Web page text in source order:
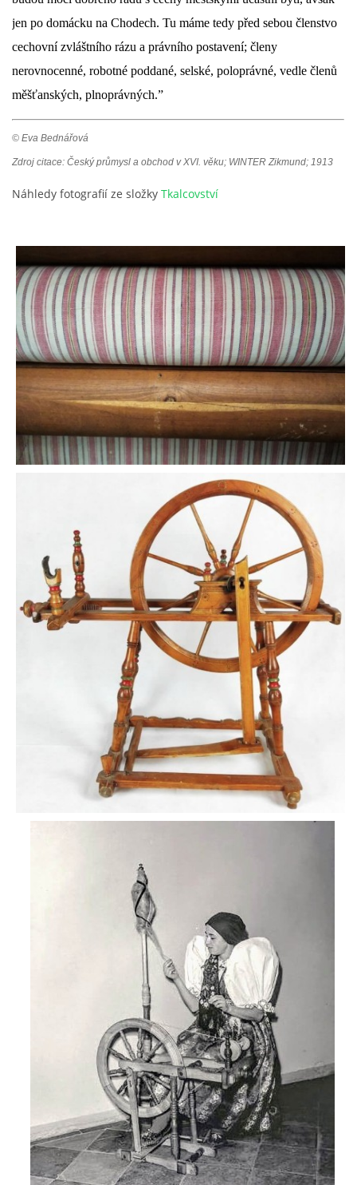
jen po domácku na Chodech. Tu máme tedy před sebou členstvo
cechovní zvláštního rázu a právního postavení; členy
nerovnocenné, robotné poddané, selské, poloprávné, vedle členů
měšťanských, plnoprávných.”
© Eva Bednářová
Zdroj citace: Český průmysl a obchod v XVI. věku; WINTER Zikmund; 1913
Náhledy fotografií ze složky Tkalcovství